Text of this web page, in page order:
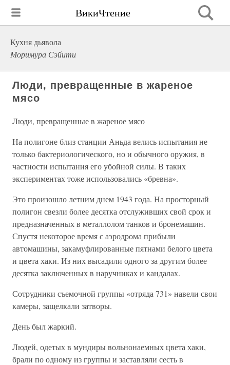
ВикиЧтение
Кухня дьявола
Моримура Сэйити
Люди, превращенные в жареное
мясо
Люди, превращенные в жареное мясо
На полигоне близ станции Аньда велись испытания не
только бактериологического, но и обычного оружия, в
частности испытания его убойной силы. В таких
экспериментах тоже использовались «бревна».
Это произошло летним днем 1943 года. На просторный
полигон свезли более десятка отслуживших свой срок и
предназначенных в металлолом танков и бронемашин.
Спустя некоторое время с аэродрома прибыли
автомашины, закамуфлированные пятнами белого цвета
и цвета хаки. Из них высадили одного за другим более
десятка заключенных в наручниках и кандалах.
Сотрудники съемочной группы «отряда 731» навели свои
камеры, защелкали затворы.
День был жаркий.
Людей, одетых в мундиры вольнонаемных цвета хаки,
брали по одному из группы и заставляли сесть в